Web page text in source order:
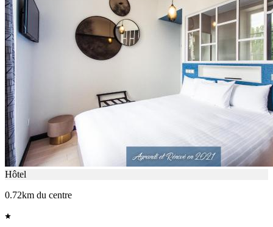
Hôtel
0.72km du centre